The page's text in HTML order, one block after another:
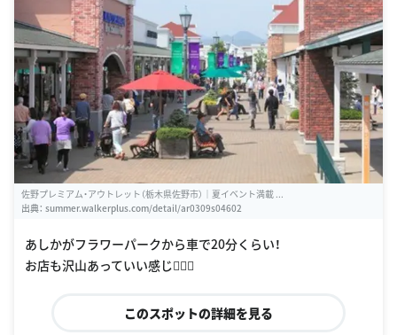
佐野プレミアム・アウトレット（栃木県佐野市）｜夏イベント満載 ...
出典： summer.walkerplus.com/detail/ar0309s04602
あしかがフラワーパークから車で20分くらい！
お店も沢山あっていい感じ👌🏼💓
このスポットの詳細を見る